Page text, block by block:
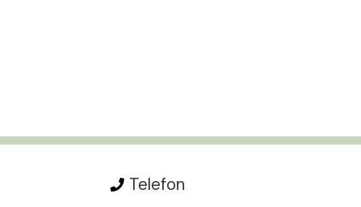
Telefon